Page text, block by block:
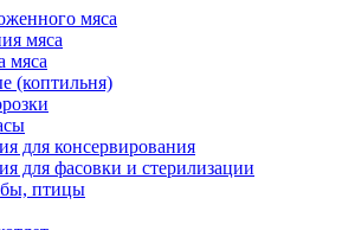
мяса
мяса
мяса
(коптильня)
для консервирования
для фасовки и стерилизации
птицы